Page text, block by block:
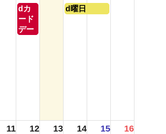
水
曜
日,
dカ
ード
デー
金
d曜日
11 12 13 14 15 16